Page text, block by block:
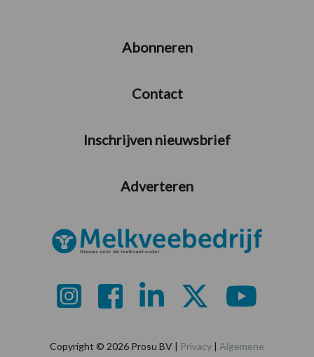
Abonneren
Contact
Inschrijven nieuwsbrief
Adverteren
Copyright © 2026 Prosu BV | Privacy | Algemene